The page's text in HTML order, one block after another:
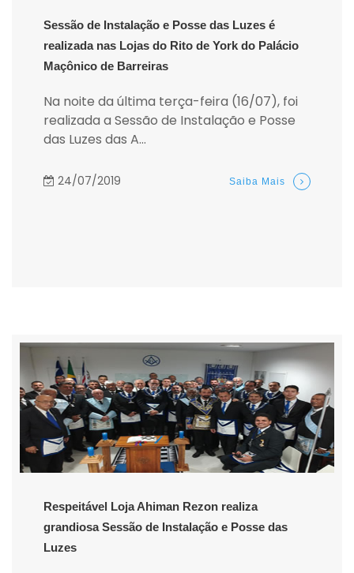
Sessão de Instalação e Posse das Luzes é
realizada nas Lojas do Rito de York do Palácio
Maçônico de Barreiras
Na noite da última terça-feira (16/07), foi
realizada a Sessão de Instalação e Posse
das Luzes das A...
24/07/2019 Saiba Mais
Respeitável Loja Ahiman Rezon realiza
grandiosa Sessão de Instalação e Posse das
Luzes